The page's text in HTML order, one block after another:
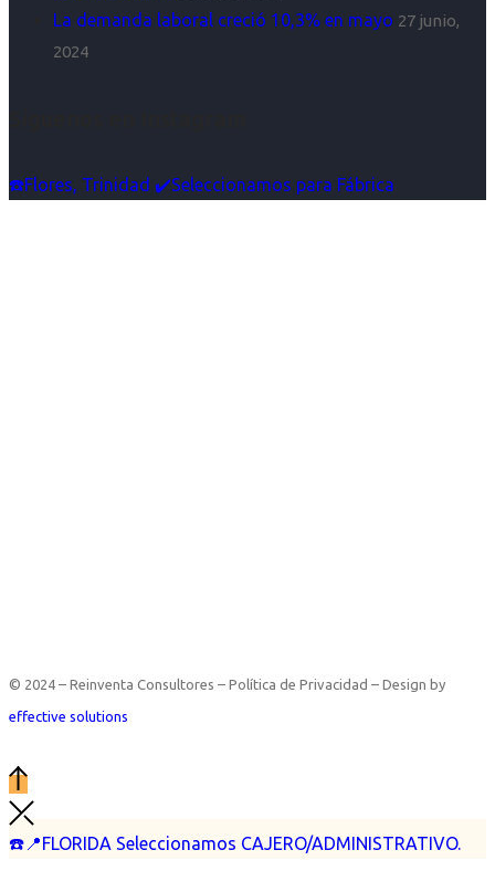
La demanda laboral creció 10,3% en mayo 27 junio,
2024
☎️Flores, Trinidad ✔️Seleccionamos para Fábrica
☎️📍FLORIDA Seleccionamos CAJERO/ADMINISTRATIVO.
© 2024 – Reinventa Consultores – Política de Privacidad – Design by
effective solutions